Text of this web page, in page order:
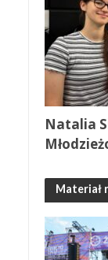
Natalia
Materiał